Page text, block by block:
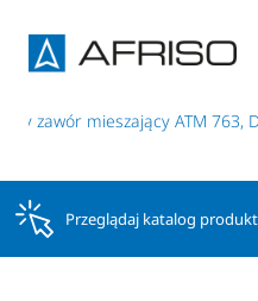
zawór mieszający ATM 763,
Przeglądaj katalog